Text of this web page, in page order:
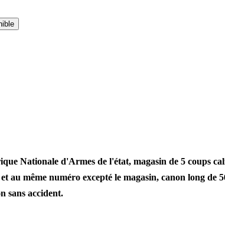
Nationale d'Armes de l'état, magasin de 5 coups
au même numéro excepté le magasin, canon long
sans accident.